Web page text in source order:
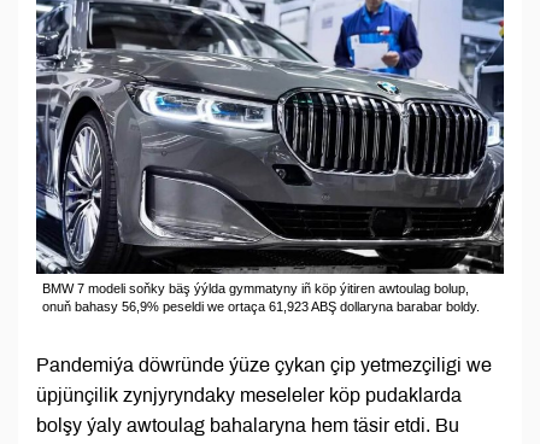
BMW 7 modeli soňky bäş ýýlda gymmatyny iñ köp ýitiren awtoulag bolup,
onuň bahasy 56,9% peseldi we ortaça 61,923 ABŞ dollaryna barabar boldy.
Pandemiýa döwründe ýüze çykan çip yetmezçiligi we
üpjünçilik zynjyryndaky meseleler köp pudaklarda
bolşy ýaly awtoulag bahalaryna hem täsir etdi. Bu